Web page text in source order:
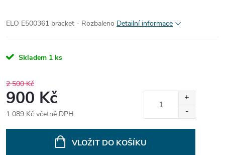
ELO E500361 bracket - Rozbaleno Detailní informace
Skladem 1 ks
2 500 Kč
900 Kč
1 089 Kč včetně DPH
VLOŽIT DO KOŠÍKU